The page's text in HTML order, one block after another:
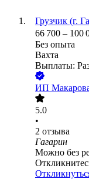
Грузчик (г.
66 700 – 100
Без опыта
Вахта
Выплаты:
ИП
5.0
•
2 отзыва
Гагарин
Можно без